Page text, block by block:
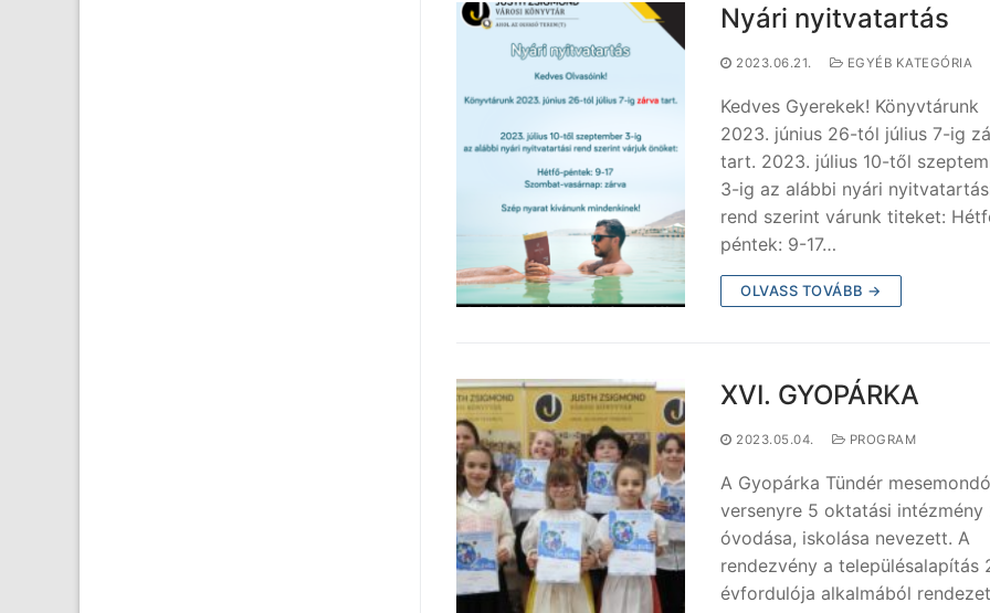
Nyári nyitvatartás
2023.06.21. EGYÉB KATEGÓRIA
Kedves Gyerekek! Könyvtárunk
2023. június 26-tól július 7-ig
tart. 2023. július 10-től
3-ig az alábbi nyári
rend szerint várunk titeket:
péntek: 9-17…
OLVASS TOVÁBB →
XVI. GYOPÁRKA
2023.05.04. PROGRAM
A Gyopárka Tündér mesemondó
versenyre 5 oktatási intézmény
óvodása, iskolása nevezett. A
rendezvény a településalapítás
évfordulója alkalmából